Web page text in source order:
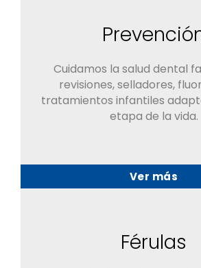
Cuidamos la salud dental
revisiones, selladores,
tratamientos infantiles
etapa de la vida.
Ver más
Férulas